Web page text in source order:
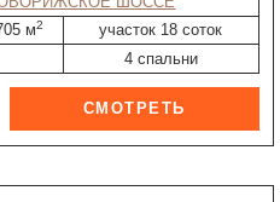
м2
участок 18 соток
4 спальни